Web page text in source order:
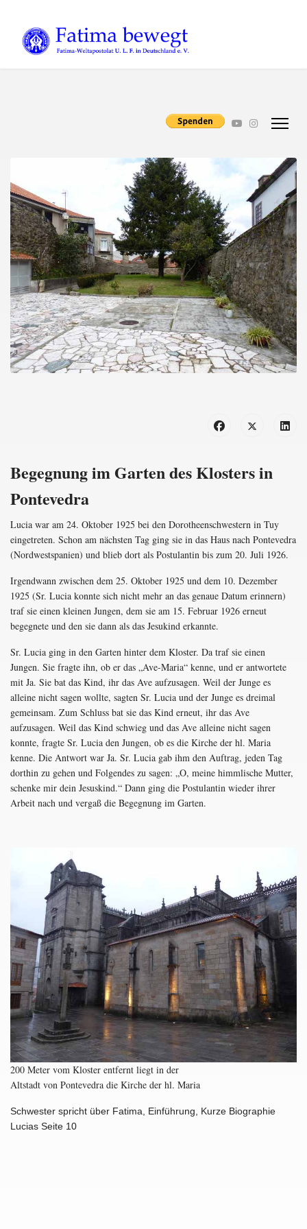
Begegnung im Garten des Klosters in
Pontevedra
Lucia war am 24. Oktober 1925 bei den Dorotheenschwestern in Tuy
eingetreten. Schon am nächsten Tag ging sie in das Haus nach Pontevedra
(Nordwestspanien) und blieb dort als Postulantin bis zum 20. Juli 1926.
Irgendwann zwischen dem 25. Oktober 1925 und dem 10. Dezember
1925 (Sr. Lucia konnte sich nicht mehr an das genaue Datum erinnern)
traf sie einen kleinen Jungen, dem sie am 15. Februar 1926 erneut
begegnete und den sie dann als das Jesukind erkannte.
Sr. Lucia ging in den Garten hinter dem Kloster. Da traf sie einen
Jungen. Sie fragte ihn, ob er das „Ave-Maria“ kenne, und er antwortete
mit Ja. Sie bat das Kind, ihr das Ave aufzusagen. Weil der Junge es
alleine nicht sagen wollte, sagten Sr. Lucia und der Junge es dreimal
gemeinsam. Zum Schluss bat sie das Kind erneut, ihr das Ave
aufzusagen. Weil das Kind schwieg und das Ave alleine nicht sagen
konnte, fragte Sr. Lucia den Jungen, ob es die Kirche der hl. Maria
kenne. Die Antwort war Ja. Sr. Lucia gab ihm den Auftrag, jeden Tag
dorthin zu gehen und Folgendes zu sagen: „O, meine himmlische Mutter,
schenke mir dein Jesuskind.“ Dann ging die Postulantin wieder ihrer
Arbeit nach und vergaß die Begegnung im Garten.
200 Meter vom Kloster entfernt liegt in der
Altstadt von Pontevedra die Kirche der hl. Maria
Schwester spricht über Fatima, Einführung, Kurze Biographie
Lucias Seite 10